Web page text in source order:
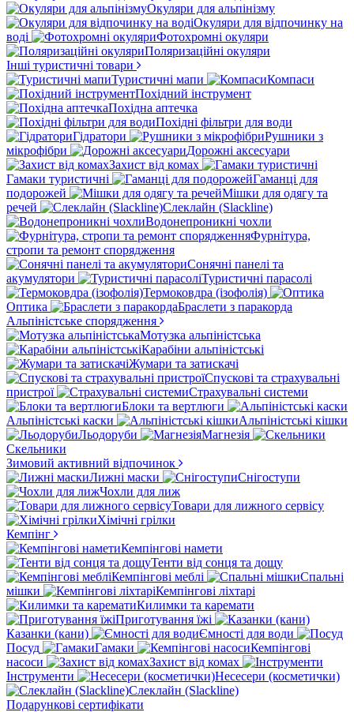
Окуляри для альпінізму
Окуляри для відпочинку на
воді
Фотохромні окуляри
Поляризаційні окуляри
Інші туристичні товари
Туристичні мапи
Компаси
Похідний інструмент
Похідна аптечка
Похідні фільтри для води
Гідратори
Рушники з
мікрофібри
Дорожні аксесуари
Захист від комах
Гамаки туристичні
Гаманці для
подорожей
Мішки для одягу та
речей
Слеклайн (Slackline)
Водонепроникні чохли
Фурнітура,
стропи та ремонт спорядження
Сонячні панелі та
акумулятори
Туристичні парасолі
Термоковдра (ізофолія)
Оптика
Браслети з паракорда
Альпіністське спорядження
Мотузка альпіністська
Карабіни альпіністські
Жумари та затискачі
Спускові та страхувальні
пристрої
Страхувальні системи
Блоки та вертлюги
Альпіністські каски
Альпіністські кішки
Льодоруби
Магнезія
Скельники
Зимовий активний відпочинок
Лижні маски
Снігоступи
Чохли для лиж
Товари для лижного сервісу
Хімічні грілки
Кемпінг
Кемпінгові намети
Тенти від сонця та дощу
Кемпінгові меблі
Спальні
мішки
Кемпінгові ліхтарі
Килимки та каремати
Приготування їжі
Казанки (кани)
Ємності для води
Посуд
Гамаки
Кемпінгові
насоси
Захист від комах
Інструменти
Несесери (косметички)
Слеклайн (Slackline)
Подарункові сертифікати